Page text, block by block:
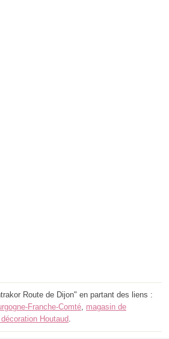
Route de Dijon" en partant des liens :
Franche-Comté magasin de
Houtaud